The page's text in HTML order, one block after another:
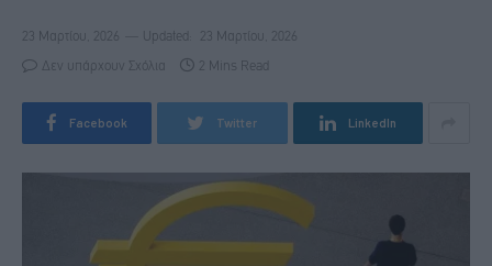
23 Μαρτίου, 2026 Updated: 23 Μαρτίου, 2026
Δεν υπάρχουν Σχόλια 2 Mins Read
Facebook Twitter LinkedIn